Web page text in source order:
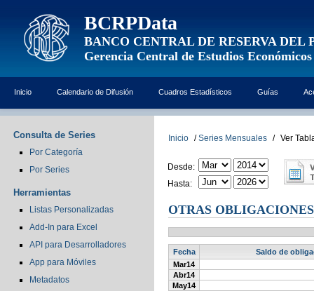
BCRPData
BANCO CENTRAL DE RESERVA DEL
Gerencia Central de Estudios Económicos
Inicio Calendario de Difusión Cuadros Estadísticos Guías
Consulta de Series
Por Categoría
Por Series
Herramientas
Listas Personalizadas
Add-In para Excel
API para Desarrolladores
App para Móviles
Metadatos
Inicio / Series Mensuales / Ver
Desde:
Hasta:
OTRAS
Fecha
Saldo de
Mar14
Abr14
May14